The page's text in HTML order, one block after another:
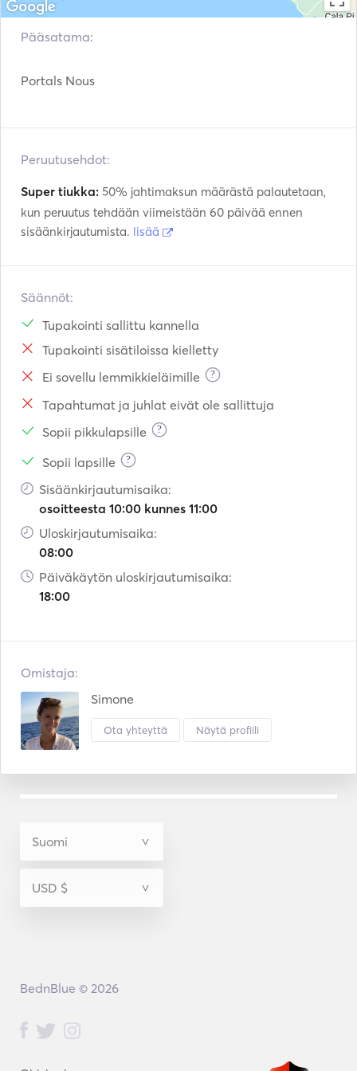
Fuel: Diesel.
Pääsatama:
Portals Nous
Peruutusehdot:
Super tiukka: 50% jahtimaksun määrästä palautetaan,
kun peruutus tehdään viimeistään 60 päivää ennen
sisäänkirjautumista. lisää
Säännöt:
Tupakointi sallittu kannella
Tupakointi sisätiloissa kielletty
Ei sovellu lemmikkieläimille
?
Tapahtumat ja juhlat eivät ole sallittuja
Sopii pikkulapsille
?
Sopii lapsille ?
Sisäänkirjautumisaika:
osoitteesta 10:00 kunnes 11:00
Uloskirjautumisaika:
08:00
Päiväkäytön uloskirjautumisaika:
18:00
Omistaja:
Simone
Ota yhteyttä Näytä profiili
BednBlue © 2026